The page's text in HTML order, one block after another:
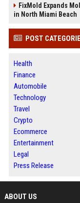
FixMold Expands
in North Miami Beach
POST
Health
Finance
Automobile
Technology
Travel
Crypto
Ecommerce
Entertainment
Legal
Press Release
ABOUT US